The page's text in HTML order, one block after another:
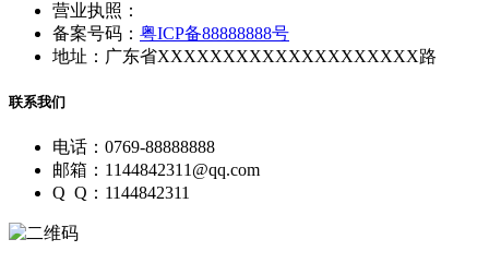
营业执照：
备案号码： 粤ICP备88888888号
地址：广东省XXXXXXXXXXXXXXXXXXXX路
联系我们
电话：0769-88888888
邮箱：1144842311@qq.com
Q Q：1144842311